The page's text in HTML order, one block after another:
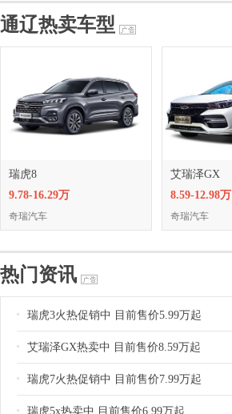
通辽热卖车型
瑞虎8
9.78-16.29万
奇瑞汽车
艾瑞泽GX
8.59-12.98万
奇瑞汽车
热门资讯
瑞虎3火热促销中 目前售价5.99万起
艾瑞泽GX热卖中 目前售价8.59万起
瑞虎7火热促销中 目前售价7.99万起
瑞虎5x热卖中 目前售价6.99万起